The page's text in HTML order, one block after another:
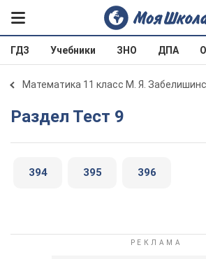
ГДЗ Учебники ЗНО ДПА
Математика 11 класс М. Я.
Раздел Тест 9
394 395 396